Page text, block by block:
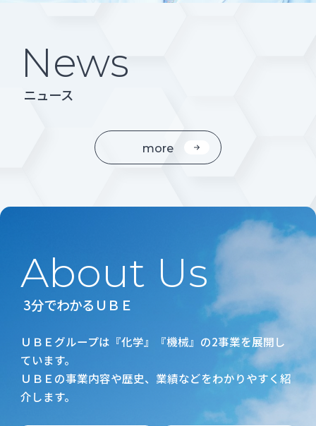
News
ニュース
more
About Us
3分でわかるＵＢＥ
ＵＢＥグループは『化学』『機械』の2事業を展開し
ています。
ＵＢＥの事業内容や歴史、業績などをわかりやすく紹
介します。